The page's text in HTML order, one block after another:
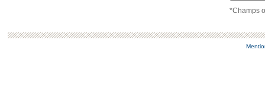
*Champs